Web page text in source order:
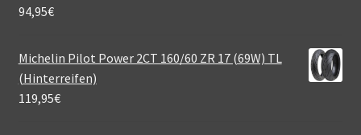
94,95€
Michelin Pilot Power 2CT 160/60 ZR 17 (69W) TL
(Hinterreifen)
119,95€